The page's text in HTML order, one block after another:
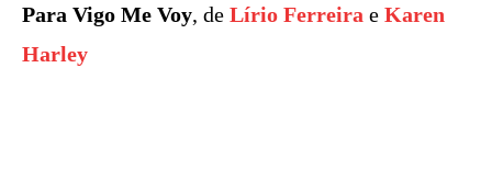
Para Vigo Me Voy, de Lírio Ferreira e Karen
Harley